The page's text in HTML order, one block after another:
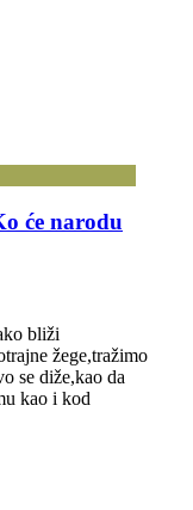
će narodu
bliži
žege,tražimo
se diže,kao da
kao i kod